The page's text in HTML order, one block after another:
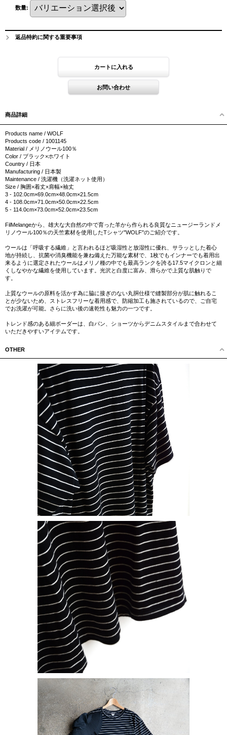
数量:
返品特約に関する重要事項
商品詳細
Products name / WOLF
Products code / 1001145
Material / メリノウール100％
Color / ブラック×ホワイト
Country / 日本
Manufacturing / 日本製
Maintenance / 洗濯機（洗濯ネット使用）
Size / 胸囲×着丈×肩幅×袖丈
3 - 102.0cm×69.0cm×48.0cm×21.5cm
4 - 108.0cm×71.0cm×50.0cm×22.5cm
5 - 114.0cm×73.0cm×52.0cm×23.5cm
FilMelangeから、雄大な大自然の中で育った羊から作られる良質なニュージーランドメ
リノウール100％の天竺素材を使用したTシャツ"WOLF"のご紹介です。
ウールは「呼吸する繊維」と言われるほど吸湿性と放湿性に優れ、サラッとした着心
地が持続し、抗菌や消臭機能を兼ね備えた万能な素材で、1枚でもインナーでも着用出
来るように選定されたウールはメリノ種の中でも最高ランクを誇る17.5マイクロンと細
くしなやかな繊維を使用しています。光沢と白度に富み、滑らかで上質な肌触りで
す。
上質なウールの原料を活かす為に脇に接ぎのない丸胴仕様で縫製部分が肌に触れるこ
とが少ないため、ストレスフリーな着用感で、防縮加工も施されているので、ご自宅
でお洗濯が可能。さらに洗い後の速乾性も魅力の一つです。
トレンド感のある細ボーダーは、白パン、ショーツからデニムスタイルまで合わせて
いただきやすいアイテムです。
OTHER